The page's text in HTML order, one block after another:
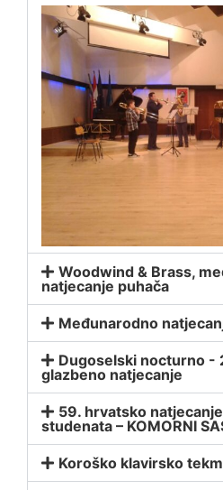
Woodwind & Brass,
natjecanje puhača
Međunarodno
Dugoselski nocturno -
glazbeno natjecanje
59. hrvatsko
studenata – KOMORNI
Koroško klavirsko